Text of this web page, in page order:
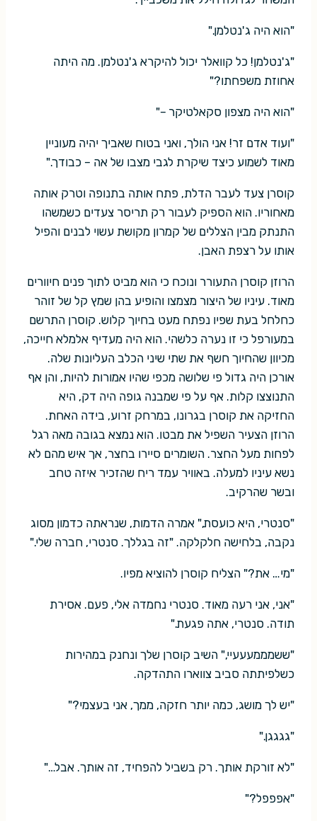
"הוא היה ג'נטלמן."
"ג'נטלמן! כל קוואלר יכול להיקרא ג'נטלמן. מה היתה
אחוזת משפחתו?"
"הוא היה מצפון סקאלטיקר –"
"ועוד אדם זר! אני הולך, ואני בטוח שאביך יהיה מעוניין
מאוד לשמוע כיצד שיקרת לגבי מצבו של אה – כבודך."
קוסרן צעד לעבר הדלת, פתח אותה בתנופה וטרק אותה
מאחוריו. הוא הספיק לעבור רק תריסר צעדים כשמשהו
התנתק מבין הצללים של קמרון מקושת עשוי לבנים והפיל
אותו על רצפת האבן.
הרוזן קוסרן התעורר ונוכח כי הוא מביט לתוך פנים חיוורים
מאוד. עיניו של היצור מצמצו והופיע בהן שמץ קל של זוהר
כחלחל בעת שפיו נפתח מעט בחיוך קלוש. קוסרן התרשם
במעורפל כי זו נערה כלשהי. הוא היה מעדיף אלמלא חייכה,
מכיוון שהחיוך חשף את שתי שיני הכלב העליונות שלה.
אורכן היה גדול פי שלושה מכפי שהיו אמורות להיות, והן אף
התנוצצו קלות. אף על פי שמבנה גופה היה דק, היא
החזיקה את קוסרן בגרונו, במרחק זרוע, בידה האחת.
הרוזן הצעיר השפיל את מבטו. הוא נמצא בגובה מאה רגל
לפחות מעל החצר. השומרים סיירו בחצר, אך איש מהם לא
נשא עיניו למעלה. באוויר עמד ריח שהזכיר איזה טחב
ובשר שהרקיב.
"סנטרי, היא כועסת," אמרה הדמות, שנראתה כדמון מסוג
נקבה, בלחישה חלקלקה. "זה בגללך. סנטרי, חברה שלי."
"מי… את?" הצליח קוסרן להוציא מפיו.
"אני, אני רעה מאוד. סנטרי נחמדה אלי, פעם. אסירת
תודה. סנטרי, אתה פגעת."
"ששמממעעעיי," השיב קוסרן שלך ונחנק במהירות
כשלפיתתה סביב צווארו התהדקה.
"יש לך מושג, כמה יותר חזקה, ממך, אני בעצמי?"
"גגגגן."
"לא זורקת אותך. רק בשביל להפחיד, זה אותך. אבל…"
"אפפפל?"